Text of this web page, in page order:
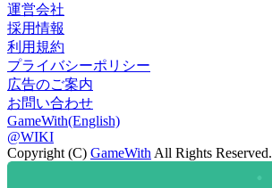
運営会社
採用情報
利用規約
プライバシーポリシー
広告のご案内
お問い合わせ
GameWith(English)
@WIKI
Copyright (C) GameWith All Rights Reserved.